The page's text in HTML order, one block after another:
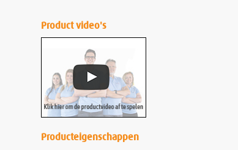
Product video's
Producteigenschappen